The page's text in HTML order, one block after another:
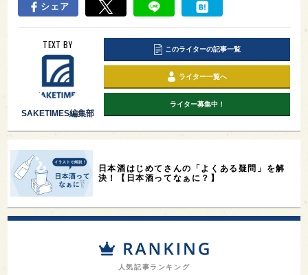
シェア
TEXT BY
SAKETIMES編集部
このライターの記事一覧
ライター一覧へ
ライター募集中！
日本酒はじめてさんの「よくある疑問」を解
決！【日本酒ってなぁに？】
人気記事ランキング